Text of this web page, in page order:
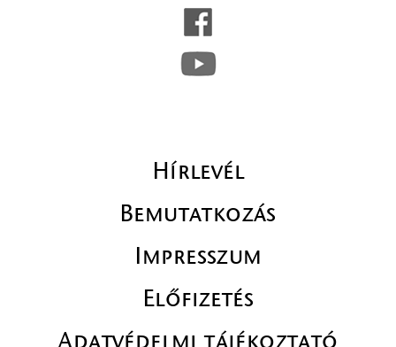
Hírlevél
Bemutatkozás
Impresszum
Előfizetés
Adatvédelmi tájékoztató